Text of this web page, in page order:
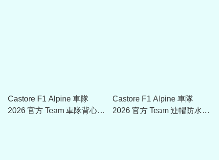
Castore F1 Alpine 車隊
2026 官方 Team 車隊背心
Castore F1 Alpine 車隊
2026 官方 Team 連帽防水外